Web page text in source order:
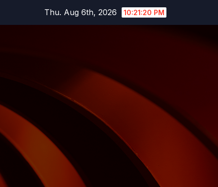
Thu. Aug 6th, 2026 10:21:21 PM